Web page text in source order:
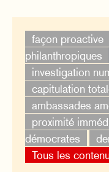
façon proactive
philanthropiques
investigation
capitulation
ambassades
proximité
démocrates
Tous les